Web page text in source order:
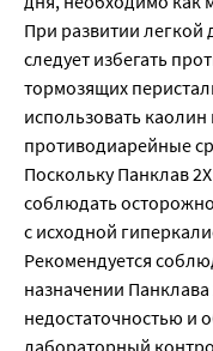
При развитии
следует избегать
тормозящих
использовать
противодиарейные
Поскольку Панклав
соблюдать
с исходной
Рекомендуется
назначении
недостаточностью и